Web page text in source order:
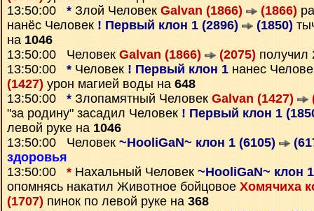
13:50:00 * Злой Человек Galvan (1866) (1866)
нанёс Человек ! Первый клон 1 (2896) (1850)
на 1046
13:50:00 Человек Galvan (1866) (2075) получил
13:50:00 * Человек ! Первый клон 1 нанес
(1427) урон магией воды на 648
13:50:00 * Злопамятный Человек Galvan (1427)
"за родину" засадил Человек ! Первый клон 1
левой руке на 1046
13:50:00 Человек ~HooliGaN~ клон 1 (6105)
здоровья
13:50:00 * Нахальный Человек ~HooliGaN~ клон
опомнясь накатил Животное бойцовое Хомячиха
(1707) пинок по левой руке на 368